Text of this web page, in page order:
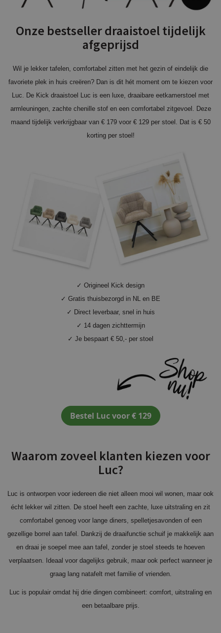
Onze bestseller draaistoel tijdelijk
afgeprijsd
Wil je lekker tafelen, comfortabel zitten met het gezin of eindelijk die
favoriete plek in huis creëren? Dan is dit hét moment om te kiezen voor
Luc. De Kick draaistoel Luc is een luxe, draaibare eetkamerstoel met
armleuningen, zachte chenille stof en een comfortabel zitgevoel. Deze
maand tijdelijk verkrijgbaar van € 179 voor € 129 per stoel. Dat is € 50
korting per stoel!
✓ Origineel Kick design
✓ Gratis thuisbezorgd in NL en BE
✓ Direct leverbaar, snel in huis
✓ 14 dagen zichttermijn
✓ Je bespaart € 50,- per stoel
Bestel Luc voor € 129
Waarom zoveel klanten kiezen voor
Luc?
Luc is ontworpen voor iedereen die niet alleen mooi wil wonen, maar ook
écht lekker wil zitten. De stoel heeft een zachte, luxe uitstraling en zit
comfortabel genoeg voor lange diners, spelletjesavonden of een
gezellige borrel aan tafel. Dankzij de draaifunctie schuif je makkelijk aan
en draai je soepel mee aan tafel, zonder je stoel steeds te hoeven
verplaatsen. Ideaal voor dagelijks gebruik, maar ook perfect wanneer je
graag lang natafelt met familie of vrienden.
Luc is populair omdat hij drie dingen combineert: comfort, uitstraling en
een betaalbare prijs.